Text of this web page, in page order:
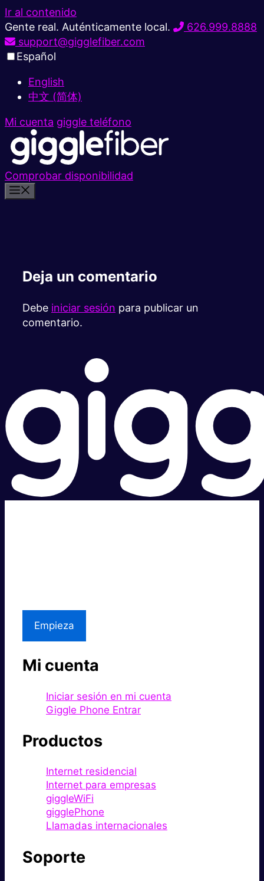
Ir al contenido
Gente real. Auténticamente local.
626.999.8888
support@gigglefiber.com
Español
English
中文 (简体)
Mi cuenta giggle teléfono
Comprobar disponibilidad
Deja un comentario
Debe iniciar sesión para publicar un
comentario.
Empieza
Mi cuenta
Iniciar sesión en mi cuenta
Giggle Phone Entrar
Productos
Internet residencial
Internet para empresas
giggleWiFi
gigglePhone
Llamadas internacionales
Soporte